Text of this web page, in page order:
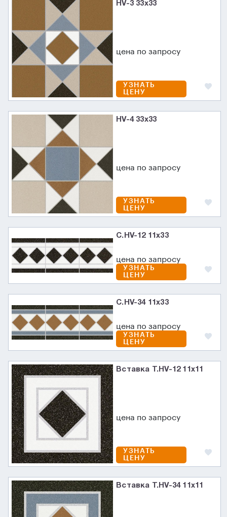
HV-3 33x33
цена по запросу
УЗНАТЬ
ЦЕНУ
HV-4 33x33
цена по запросу
УЗНАТЬ
ЦЕНУ
C.HV-12 11x33
цена по запросу
УЗНАТЬ
ЦЕНУ
C.HV-34 11x33
цена по запросу
УЗНАТЬ
ЦЕНУ
Вставка T.HV-12 11x11
цена по запросу
УЗНАТЬ
ЦЕНУ
Вставка T.HV-34 11x11